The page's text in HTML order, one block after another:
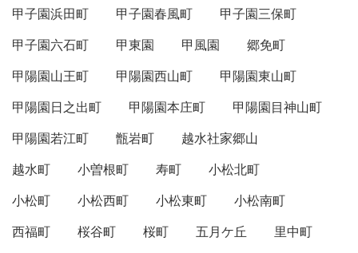
甲子園浜田町
甲子園春風町
甲子園三保町
甲子園六石町
甲東園 甲風園
郷免町
甲陽園山王町
甲陽園西山町
甲陽園東山町
甲陽園日之出町
甲陽園本庄町
甲陽園目神山町
甲陽園若江町
甑岩町
越水社家郷山
越水町
小曽根町 寿町
小松北町
小松町
小松西町 小松東町
小松南町
西福町
桜谷町 桜町 五月ケ丘
里中町